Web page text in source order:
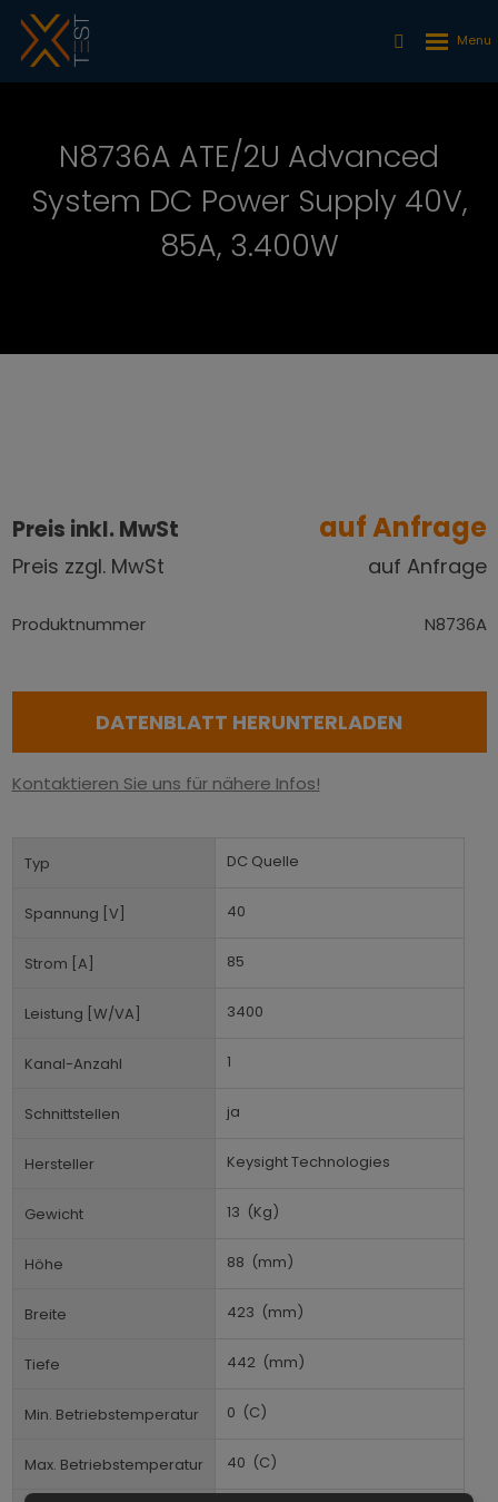
N8736A ATE/2U Advanced
System DC Power Supply 40V,
85A, 3.400W
Preis inkl. MwSt auf Anfrage
Preis zzgl. MwSt auf Anfrage
Produktnummer N8736A
DATENBLATT HERUNTERLADEN
Kontaktieren Sie uns für nähere Infos!
Typ DC Quelle
Spannung [V] 40
Strom [A] 85
Leistung [W/VA] 3400
Kanal-Anzahl 1
Schnittstellen ja
Hersteller Keysight Technologies
Gewicht 13 (Kg)
Höhe 88 (mm)
Breite 423 (mm)
Tiefe 442 (mm)
Min. Betriebstemperatur 0 (C)
Max. Betriebstemperatur 40 (C)